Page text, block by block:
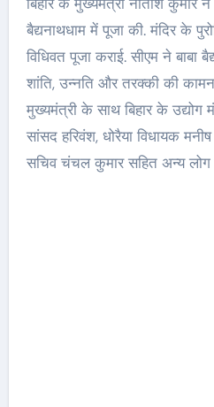
बैद्यनाथधाम में पूजा की. मंदिर के
विधिवत पूजा कराई. सीएम ने बाबा
शांति, उन्नति और तरक्की की
मुख्यमंत्री के साथ बिहार के उद्योग
सांसद हरिवंश, धोरैया विधायक
सचिव चंचल कुमार सहित अन्य